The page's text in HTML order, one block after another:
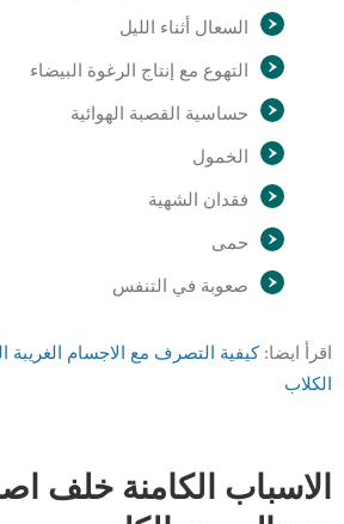
السعال أثناء الليل
التهوع مع إنتاج الرغوة البيضاء
حساسية القصبة الهوائية
الخمول
فقدان الشهية
حمى
صعوبة في التنفس
اقرأ ايضا:كيفية التصرف مع الاجسام الغريبة
الكلاب
الاسباب الكامنة خلف